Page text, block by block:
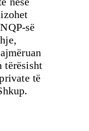
së
tërësisht
të